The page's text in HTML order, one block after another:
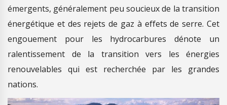
émergents, généralement peu soucieux de la transition
énergétique et des rejets de gaz à effets de serre. Cet
engouement pour les hydrocarbures dénote un
ralentissement de la transition vers les énergies
renouvelables qui est recherchée par les grandes
nations.